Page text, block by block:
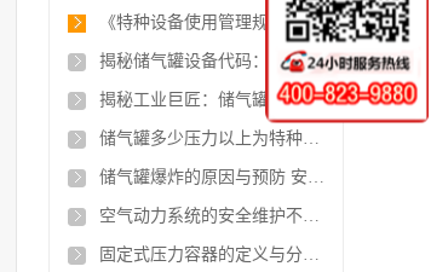
《特种设备使用管理规则》TSG 08-2026产生了哪些新变化？
揭秘储气罐设备代码：它的重要性超乎你的想象！
揭秘工业巨匠：储气罐的功能与细节
储气罐多少压力以上为特种设备
储气罐爆炸的原因与预防 安全的关键在哪
空气动力系统的安全维护不可忽视的细节
固定式压力容器的定义与分类：安全是关键